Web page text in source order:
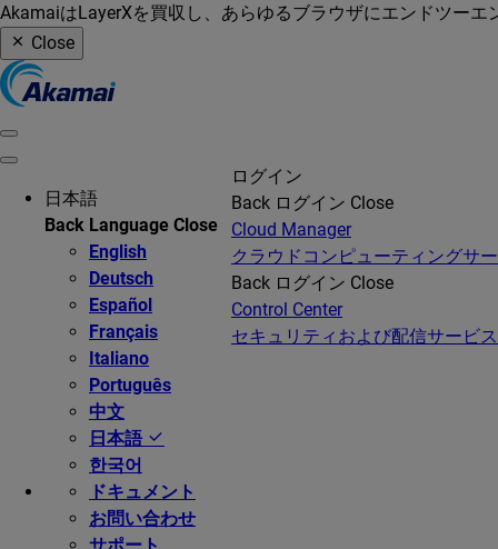
AkamaiはLayerXを買収し、あらゆるブラウザにエンドツー
Close
日本語
Back Language Close
English
Deutsch
Español
Français
Italiano
Português
中文
日本語
한국어
ドキュメント
お問い合わせ
ログイン
Back ログイン Close
Cloud Manager
クラウドコンピューティングサ
Back ログイン Close
Control Center
セキュリティおよび配信サービ